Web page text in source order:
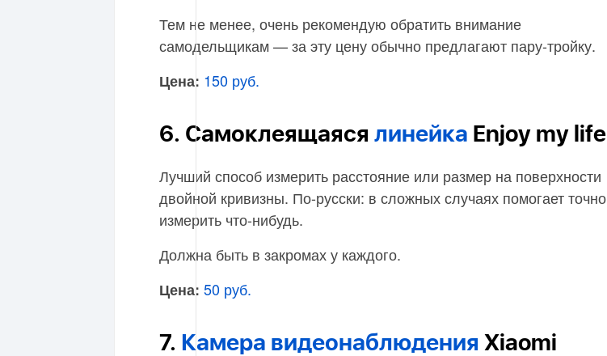
Тем не менее, очень рекомендую обратить внимание
самодельщикам — за эту цену обычно предлагают пару-тройку.
Цена: 150 руб.
6. Самоклеящаяся линейка Enjoy my life
Лучший способ измерить расстояние или размер на поверхности
двойной кривизны. По-русски: в сложных случаях помогает точно
измерить что-нибудь.
Должна быть в закромах у каждого.
Цена: 50 руб.
7. Камера видеонаблюдения Xiaomi